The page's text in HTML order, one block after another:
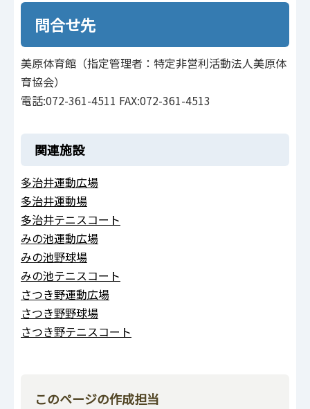
問合せ先
美原体育館（指定管理者：特定非営利活動法人美原体
育協会）
電話:072-361-4511 FAX:072-361-4513
関連施設
多治井運動広場
多治井運動場
多治井テニスコート
みの池運動広場
みの池野球場
みの池テニスコート
さつき野運動広場
さつき野野球場
さつき野テニスコート
このページの作成担当